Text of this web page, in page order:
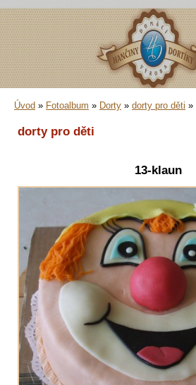
Úvod » Fotoalbum » Dorty » dorty pro děti »
dorty pro děti
13-klaun